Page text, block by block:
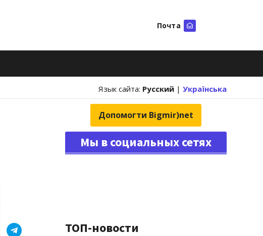
Почта
Язык сайта: Русский | Українська
Допомогти Bigmir)net
Мы в социальных сетях
ТОП-новости